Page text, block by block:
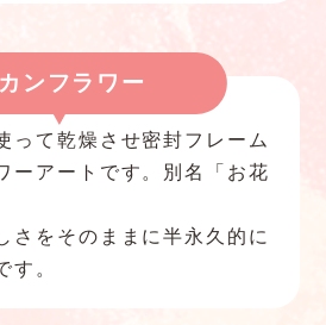
ンフラワー
って乾燥させ密封フレーム
ーアートです。別名「お花
さをそのままに半永久的に
す。